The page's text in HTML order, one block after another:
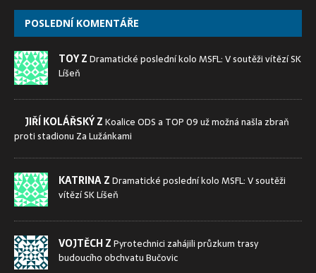
POSLEDNÍ KOMENTÁŘE
TOY ZDramatické poslední kolo MSFL: V soutěži vítězí SK
Líšeň
JIŘÍ KOLÁŘSKÝ ZKoalice ODS a TOP 09 už možná našla zbraň
proti stadionu Za Lužánkami
KATRINA ZDramatické poslední kolo MSFL: V soutěži
vítězí SK Líšeň
VOJTĚCH ZPyrotechnici zahájili průzkum trasy
budoucího obchvatu Bučovic